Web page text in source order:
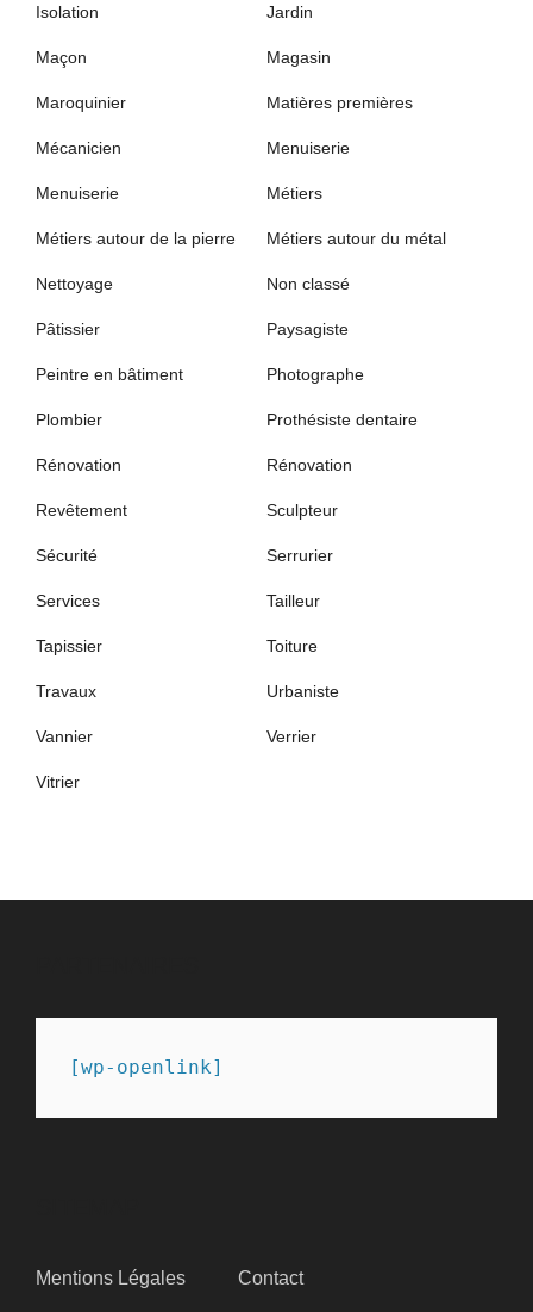
Isolation Jardin
Maçon Magasin
Maroquinier Matières premières
Mécanicien Menuiserie
Menuiserie Métiers
Métiers autour de la pierre Métiers autour du métal
Nettoyage Non classé
Pâtissier Paysagiste
Peintre en bâtiment Photographe
Plombier Prothésiste dentaire
Rénovation Rénovation
Revêtement Sculpteur
Sécurité Serrurier
Services Tailleur
Tapissier Toiture
Travaux Urbaniste
Vannier Verrier
Vitrier
[wp-openlink]
Mentions Légales Contact